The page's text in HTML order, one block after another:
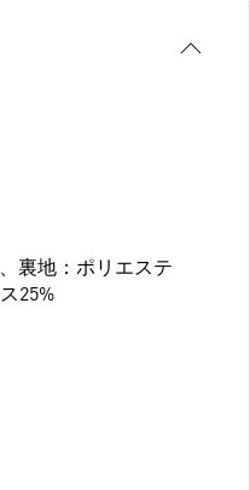
裏地：ポリエステ
25%